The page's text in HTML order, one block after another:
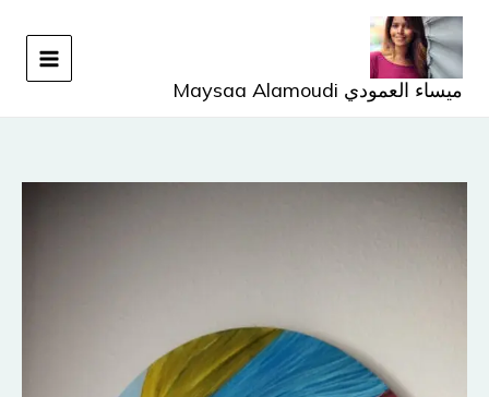
تخطي
المحتوى
ميساء العمودي Maysaa Alamoudi